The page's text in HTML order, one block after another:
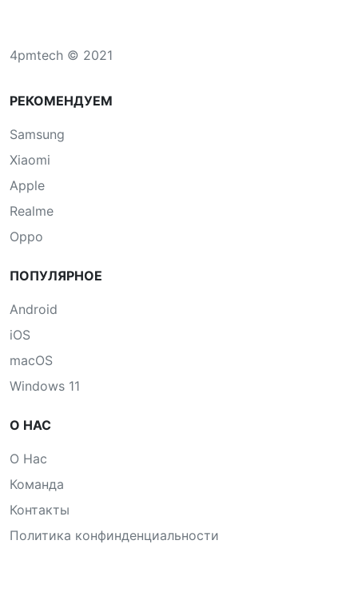
4pmtech © 2021
РЕКОМЕНДУЕМ
Samsung
Xiaomi
Apple
Realme
Oppo
ПОПУЛЯРНОЕ
Android
iOS
macOS
Windows 11
О НАС
О Нас
Команда
Контакты
Политика конфинденциальности